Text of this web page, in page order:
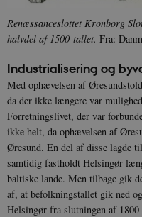
Renæssanceslottet Kronborg
halvdel af 1500-tallet. Fra:
Industrialisering og
Med ophævelsen af
da der ikke længere var
Forretningslivet, der var
ikke helt, da ophævelsen af
Øresund. En del af disse lagde
samtidig fastholdt Helsingør
baltiske lande. Men tilbage gik
af, at befolkningstallet gik ned
Helsingør fra slutningen af